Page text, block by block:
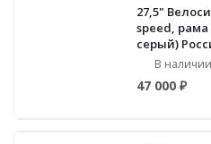
27,5"
speed,
серый)
В
47 000 ₽